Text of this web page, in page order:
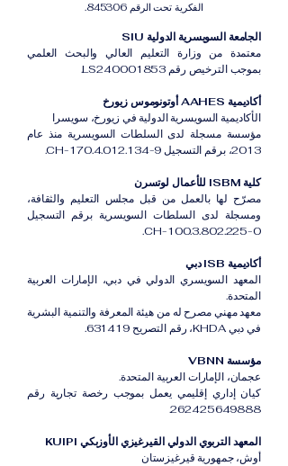
الفكرية تحت الرقم 845306.
الجامعة السويسرية الدولية SIU
معتمدة من وزارة التعليم العالي والبحث العلمي
بموجب الترخيص رقم LS240001853.
أكاديمية AAHES أوتونوموس زيورخ
الأكاديمية السويسرية الدولية في زيورخ، سويسرا
مؤسسة مسجلة لدى السلطات السويسرية منذ عام
2013، برقم التسجيل CH-170.4.012.134-9.
كلية ISBM للأعمال لوتسرن
مصرّح لها بالعمل من قبل مجلس التعليم والثقافة،
ومسجلة لدى السلطات السويسرية برقم التسجيل
CH-100.3.802.225-0.
أكاديمية ISB دبي
المعهد السويسري الدولي في دبي، الإمارات العربية
المتحدة.
معهد مهني مصرح له من هيئة المعرفة والتنمية البشرية
في دبي KHDA، رقم التصريح 631419.
مؤسسة VBNN
عجمان، الإمارات العربية المتحدة.
كيان إداري إقليمي يعمل بموجب رخصة تجارية رقم
262425649888.
المعهد التربوي الدولي القيرغيزي الأوزبكي KUIPI
أوش، جمهورية قيرغيزستان